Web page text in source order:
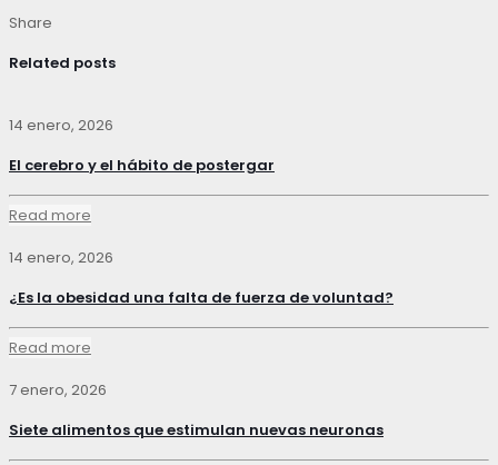
Share
Related posts
14 enero, 2026
El cerebro y el hábito de postergar
Read more
14 enero, 2026
¿Es la obesidad una falta de fuerza de voluntad?
Read more
7 enero, 2026
Siete alimentos que estimulan nuevas neuronas